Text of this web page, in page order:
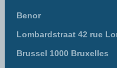
Benor
Lombardstraat 42 rue
Brussel 1000 Bruxelles